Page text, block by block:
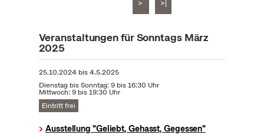
> >|
Veranstaltungen für Sonntags März
2025
25.10.2024 bis4.5.2025
Dienstag bis Sonntag: 9 bis 16:30 Uhr
Mittwoch: 9 bis 19:30 Uhr
Eintritt frei
Ausstellung "Geliebt, Gehasst, Gegessen"